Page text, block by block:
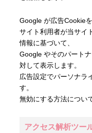
Google が広告Cookie
サイト利用者が当サイ
情報に基づいて、
Google やそのパート
対して表示します。
広告設定でパーソナラ
す。
無効にする方法につい
アクセス解析ツー